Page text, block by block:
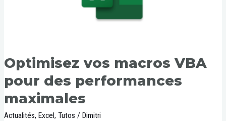
Optimisez vos macros VBA
pour des performances
maximales
Actualités, Excel,Tutos / Dimitri